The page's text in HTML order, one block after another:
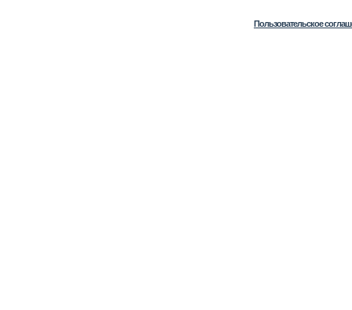
Пользовательское